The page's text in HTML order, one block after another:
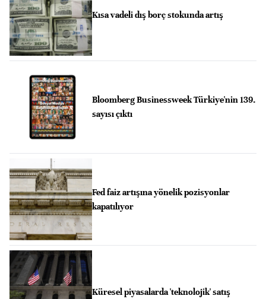
Kısa vadeli dış borç stokunda artış
Bloomberg Businessweek Türkiye'nin 139.
sayısı çıktı
Fed faiz artışına yönelik pozisyonlar
kapatılıyor
Küresel piyasalarda 'teknolojik' satış